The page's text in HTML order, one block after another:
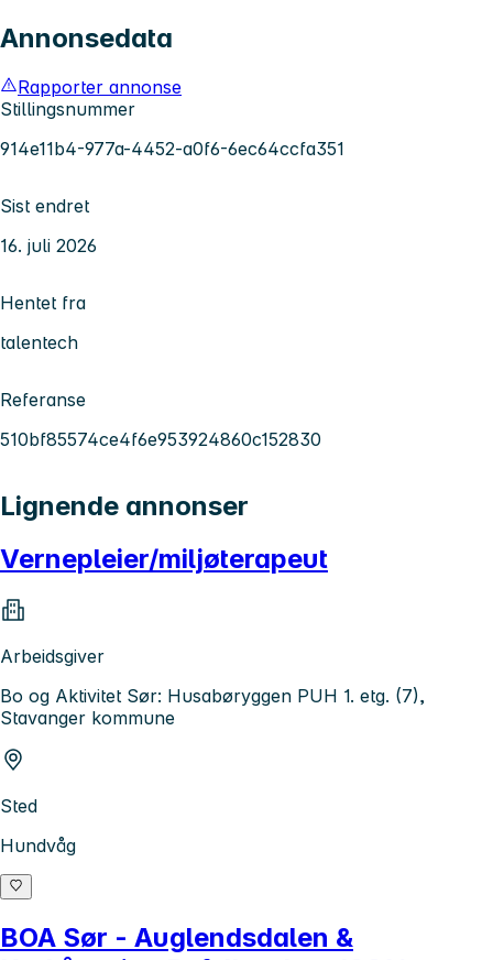
Annonsedata
Rapporter annonse
Stillingsnummer
914e11b4-977a-4452-a0f6-6ec64ccfa351
Sist endret
16. juli 2026
Hentet fra
talentech
Referanse
510bf85574ce4f6e953924860c152830
Lignende annonser
Vernepleier/miljøterapeut
Arbeidsgiver
Bo og Aktivitet Sør: Husabøryggen PUH 1. etg. (7),
Stavanger kommune
Sted
Hundvåg
BOA Sør - Auglendsdalen &